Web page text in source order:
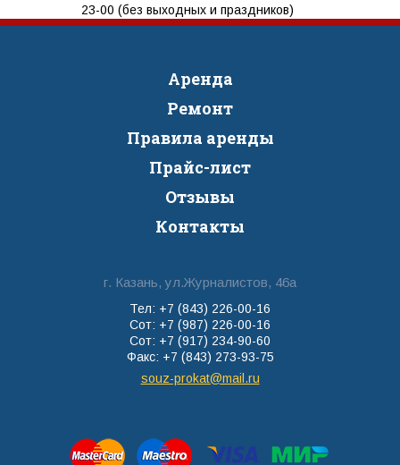
23-00 (без выходных и праздников)
Аренда
Ремонт
Правила аренды
Прайс-лист
Отзывы
Контакты
г. Казань, ул.Журналистов, 46а
Тел: +7 (843) 226-00-16
Сот: +7 (987) 226-00-16
Сот: +7 (917) 234-90-60
Факс: +7 (843) 273-93-75
souz-prokat@mail.ru